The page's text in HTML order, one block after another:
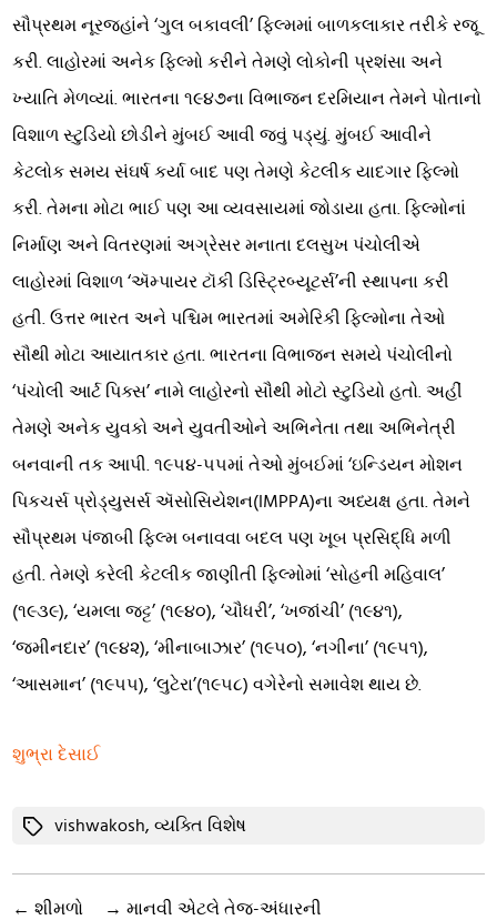
સૌપ્રથમ નૂરજહાંને ‘ગુલ બકાવલી’ ફિલ્મમાં બાળકલાકાર તરીકે રજૂ
કરી. લાહોરમાં અનેક ફિલ્મો કરીને તેમણે લોકોની પ્રશંસા અને
ખ્યાતિ મેળવ્યાં. ભારતના ૧૯૪૭ના વિભાજન દરમિયાન તેમને પોતાનો
વિશાળ સ્ટુડિયો છોડીને મુંબઈ આવી જવું પડ્યું. મુંબઈ આવીને
કેટલોક સમય સંઘર્ષ કર્યા બાદ પણ તેમણે કેટલીક યાદગાર ફિલ્મો
કરી. તેમના મોટા ભાઈ પણ આ વ્યવસાયમાં જોડાયા હતા. ફિલ્મોનાં
નિર્માણ અને વિતરણમાં અગ્રેસર મનાતા દલસુખ પંચોલીએ
લાહોરમાં વિશાળ ‘ઍમ્પાયર ટૉકી ડિસ્ટ્રિબ્યૂટર્સ’ની સ્થાપના કરી
હતી. ઉત્તર ભારત અને પશ્ચિમ ભારતમાં અમેરિકી ફિલ્મોના તેઓ
સૌથી મોટા આયાતકાર હતા. ભારતના વિભાજન સમયે પંચોલીનો
‘પંચોલી આર્ટ પિક્સ’ નામે લાહોરનો સૌથી મોટો સ્ટુડિયો હતો. અહીં
તેમણે અનેક યુવકો અને યુવતીઓને અભિનેતા તથા અભિનેત્રી
બનવાની તક આપી. ૧૯૫૪-૫૫માં તેઓ મુંબઈમાં ‘ઇન્ડિયન મોશન
પિકચર્સ પ્રોડ્યુસર્સ ઍસોસિયેશન(IMPPA)ના અધ્યક્ષ હતા. તેમને
સૌપ્રથમ પંજાબી ફિલ્મ બનાવવા બદલ પણ ખૂબ પ્રસિદ્ધિ મળી
હતી. તેમણે કરેલી કેટલીક જાણીતી ફિલ્મોમાં ‘સોહની મહિવાલ’
(૧૯૩૯), ‘યમલા જટ્ટ’ (૧૯૪૦), ‘ચૌધરી’, ‘ખજાંચી’ (૧૯૪૧),
‘જમીનદાર’ (૧૯૪૨), ‘મીનાબાઝાર’ (૧૯૫૦), ‘નગીના’ (૧૯૫૧),
‘આસમાન’ (૧૯૫૫), ‘લુટેરા’(૧૯૫૮) વગેરેનો સમાવેશ થાય છે.
શુભ્રા દેસાઈ
Tagsvishwakosh,વ્યક્તિ વિશેષ
← શીમળો → માનવી એટલે તેજ-અંધારની